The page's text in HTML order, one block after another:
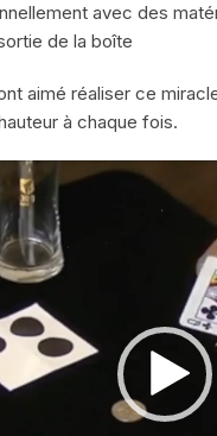
avec des
de la boîte
aimé réaliser ce
à chaque fois.